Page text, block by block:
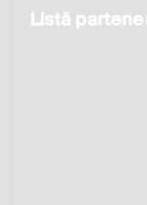
Listă